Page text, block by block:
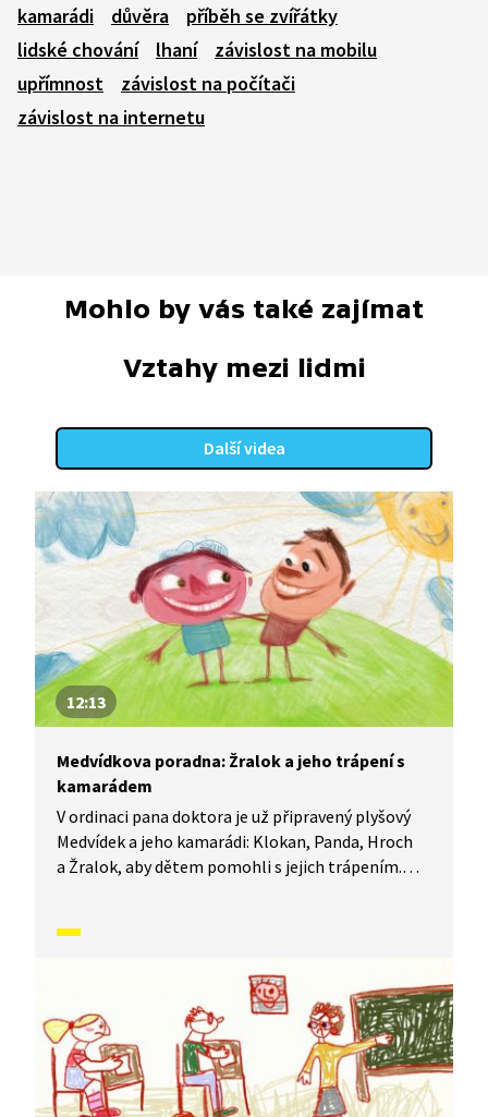
kamarádi
důvěra
příběh se zvířátky
lidské chování
lhaní
závislost na mobilu
upřímnost
závislost na počítači
závislost na internetu
Mohlo by vás také zajímat
Vztahy mezi lidmi
Další videa
12:13
Medvídkova poradna: Žralok a jeho trápení s
kamarádem
V ordinaci pana doktora je už připravený plyšový
Medvídek a jeho kamarádi: Klokan, Panda, Hroch
a Žralok, aby dětem pomohli s jejich trápením.
historkou pomáhají dětem pochopit, jak se dá
Dnes poradí Petříkovi, jak překonat smutek
ze ztráty nejlepšího kamaráda.